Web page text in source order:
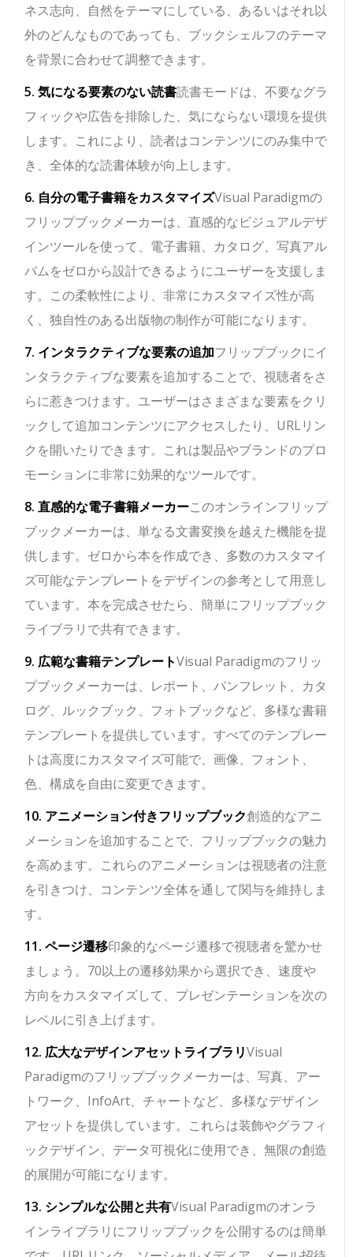
ネス志向、自然をテーマにしている、あるいはそれ以
外のどんなものであっても、ブックシェルフのテーマ
を背景に合わせて調整できます。
5. 気になる要素のない読書読書モードは、不要なグラ
フィックや広告を排除した、気にならない環境を提供
します。これにより、読者はコンテンツにのみ集中で
き、全体的な読書体験が向上します。
6. 自分の電子書籍をカスタマイズVisual Paradigmの
フリップブックメーカーは、直感的なビジュアルデザ
インツールを使って、電子書籍、カタログ、写真アル
バムをゼロから設計できるようにユーザーを支援しま
す。この柔軟性により、非常にカスタマイズ性が高
く、独自性のある出版物の制作が可能になります。
7. インタラクティブな要素の追加フリップブックにイ
ンタラクティブな要素を追加することで、視聴者をさ
らに惹きつけます。ユーザーはさまざまな要素をクリ
ックして追加コンテンツにアクセスしたり、URLリン
クを開いたりできます。これは製品やブランドのプロ
モーションに非常に効果的なツールです。
8. 直感的な電子書籍メーカーこのオンラインフリップ
ブックメーカーは、単なる文書変換を越えた機能を提
供します。ゼロから本を作成でき、多数のカスタマイ
ズ可能なテンプレートをデザインの参考として用意し
ています。本を完成させたら、簡単にフリップブック
ライブラリで共有できます。
9. 広範な書籍テンプレートVisual Paradigmのフリッ
プブックメーカーは、レポート、パンフレット、カタ
ログ、ルックブック、フォトブックなど、多様な書籍
テンプレートを提供しています。すべてのテンプレー
トは高度にカスタマイズ可能で、画像、フォント、
色、構成を自由に変更できます。
10. アニメーション付きフリップブック創造的なアニ
メーションを追加することで、フリップブックの魅力
を高めます。これらのアニメーションは視聴者の注意
を引きつけ、コンテンツ全体を通して関与を維持しま
す。
11. ページ遷移印象的なページ遷移で視聴者を驚かせ
ましょう。70以上の遷移効果から選択でき、速度や
方向をカスタマイズして、プレゼンテーションを次の
レベルに引き上げます。
12. 広大なデザインアセットライブラリVisual
Paradigmのフリップブックメーカーは、写真、アー
トワーク、InfoArt、チャートなど、多様なデザイン
アセットを提供しています。これらは装飾やグラフィ
ックデザイン、データ可視化に使用でき、無限の創造
的展開が可能になります。
13. シンプルな公開と共有Visual Paradigmのオンラ
インライブラリにフリップブックを公開するのは簡単